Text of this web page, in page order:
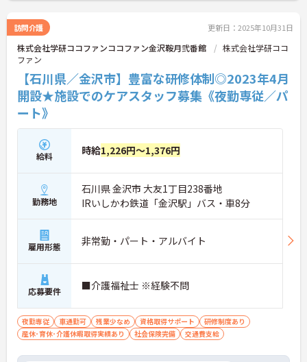
訪問介護 更新日：2025年10月31日
株式会社学研ココファンココファン金沢鞍月弐番館
株式会社学研ココ
ファン
【石川県／金沢市】豊富な研修体制◎2023年4月
開設★施設でのケアスタッフ募集《夜勤専従／パ
ート》
給料 時給1,226円～1,376円
勤務地
石川県 金沢市 大友1丁目238番地
IRいしかわ鉄道「金沢駅」バス・車8分
雇用形態 非常勤・パート・アルバイト
応募要件 ■介護福祉士 ※経験不問
夜勤専従 車通勤可 残業少なめ 資格取得サポート
研修制度あり
産休･育休･介護休暇取得実績あり
社会保険完備 交通費支給